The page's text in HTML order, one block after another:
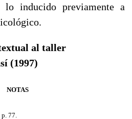
inducido previa­mente a
al taller
(1997)
NOTAS
p. 77.